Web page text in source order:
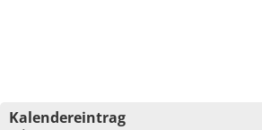
Kalendereintrag